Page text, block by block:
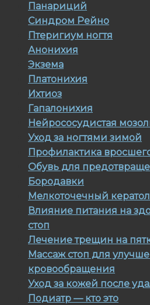
Панариций
Синдром Рейно
Птеригиум ногтя
Анонихия
Экзема
Платонихия
Ихтиоз
Гапалонихия
Нейрососудистая
Уход за ногтями зимой
Профилактика
Обувь для
Бородавки
Мелкоточечный
Влияние питания на
стоп
Лечение трещин на
Массаж стоп для
кровообращения
Уход за кожей после
Подиатр — кто это